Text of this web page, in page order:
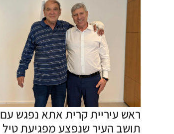
ראש עיריית קרית אתא נפגש עם
תושב העיר שנפצע מפגיעת טיל